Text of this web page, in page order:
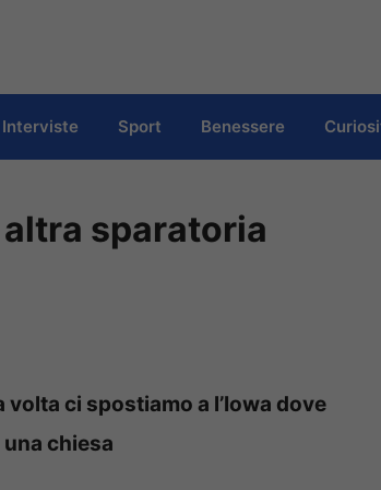
Interviste Sport Benessere
altra sparatoria
ci spostiamo a l’Iowa dove
chiesa